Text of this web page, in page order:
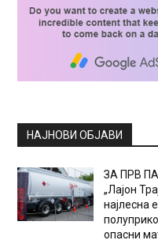
НАЈНОВИ ОБЈАВИ
ЗА ПРВ
„Лајон
најлесна
опасни